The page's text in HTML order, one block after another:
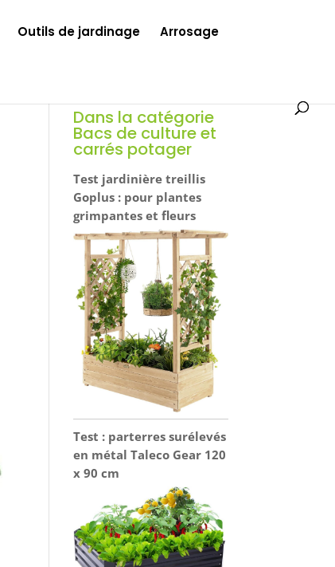
Outils de jardinage Arrosage
Dans la catégorie
Bacs de culture et
carrés potager
Test jardinière treillis
Goplus : pour plantes
grimpantes et fleurs
Test : parterres surélevés
en métal Taleco Gear 120
x 90 cm